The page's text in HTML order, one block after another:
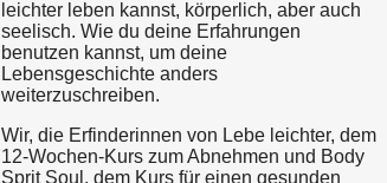
leichter leben kannst, körperlich, aber auch
seelisch. Wie du deine Erfahrungen
benutzen kannst, um deine
Lebensgeschichte anders
weiterzuschreiben.
Wir, die Erfinderinnen von Lebe leichter, dem
12-Wochen-Kurs zum Abnehmen und Body
Sprit Soul, dem Kurs für einen gesunden